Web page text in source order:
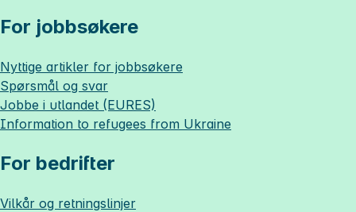
For jobbsøkere
Nyttige artikler for jobbsøkere
Spørsmål og svar
Jobbe i utlandet (EURES)
Information to refugees from Ukraine
For bedrifter
Vilkår og retningslinjer